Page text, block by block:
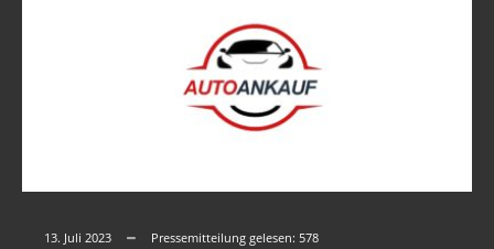
13. Juli 2023 Pressemitteilung gelesen: 578